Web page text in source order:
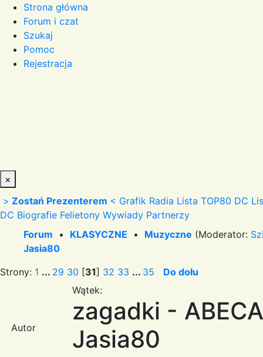
Strona główna
Forum i czat
Szukaj
Pomoc
Rejestracja
×
> Zostań Prezenterem < Grafik Radia Lista TOP80 DC
DC Biografie Felietony Wywiady Partnerzy
Forum • KLASYCZNE • Muzyczne (Moderator:
Jasia80
Strony: 1 ... 29 30 [31] 32 33 ... 35 Do dołu
Autor
Wątek:
zagadki -
Jasia80